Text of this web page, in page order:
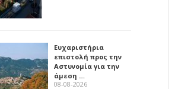
Ευχαριστήρια
επιστολή προς την
Αστυνομία για την
άμεση …
08-08-2026